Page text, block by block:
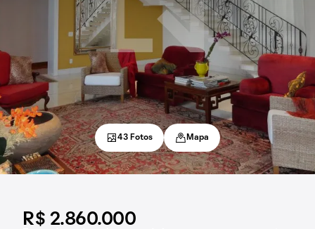
R$ 2.860.000
43 Fotos Mapa